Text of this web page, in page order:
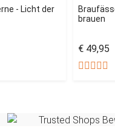
- Licht der
brauen
€ 49,95